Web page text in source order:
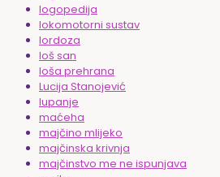
logopedija
lokomotorni sustav
lordoza
loš san
loša prehrana
Lucija Stanojević
lupanje
maćeha
majčino mlijeko
majčinska krivnja
majčinstvo me ne ispunjava